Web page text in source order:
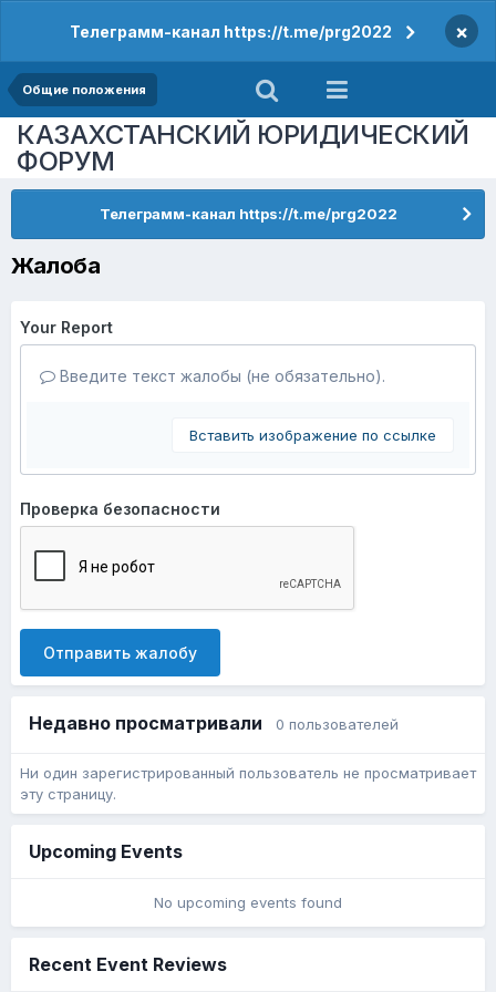
Телеграмм-канал https://t.me/prg2022 ×
Общие положения
КАЗАХСТАНСКИЙ ЮРИДИЧЕСКИЙ
ФОРУМ
Телеграмм-канал https://t.me/prg2022
Жалоба
Your Report
Введите текст жалобы (не обязательно).
Вставить изображение по ссылке
Проверка безопасности
Отправить жалобу
Недавно просматривали 0 пользователей
Ни один зарегистрированный пользователь не просматривает
эту страницу.
Upcoming Events
No upcoming events found
Recent Event Reviews